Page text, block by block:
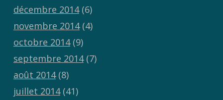
décembre 2014(6)
novembre 2014(4)
octobre 2014(9)
septembre 2014(7)
août 2014(8)
juillet 2014(41)